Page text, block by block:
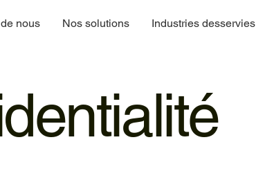
nous Nos solutions Industries desservies